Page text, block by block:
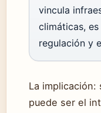
vincula
climáticas,
regulación y
La
puede ser el